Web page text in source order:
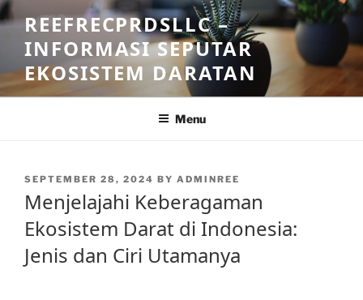
Skip
to
content
REEFRECPRDSLLC –
INFORMASI SEPUTAR
EKOSISTEM DARATAN
Menu
POSTED
SEPTEMBER 28, 2024 BY ADMINREE
Menjelajahi Keberagaman
Ekosistem Darat di Indonesia:
Jenis dan Ciri Utamanya